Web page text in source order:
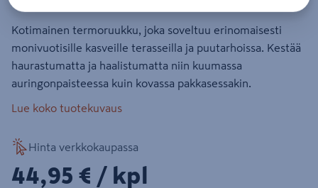
Kotimainen termoruukku, joka soveltuu erinomaisesti
monivuotisille kasveille terasseilla ja puutarhoissa. Kestää
haurastumatta ja haalistumatta niin kuumassa
auringonpaisteessa kuin kovassa pakkasessakin.
Lue koko tuotekuvaus
Hinta verkkokaupassa
44,95€/kpl
44,95 € / kpl